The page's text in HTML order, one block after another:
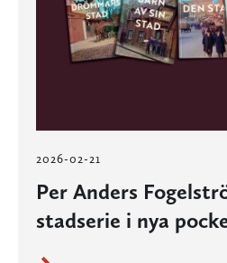
2026-02-21
Per Anders
stadserie i nya